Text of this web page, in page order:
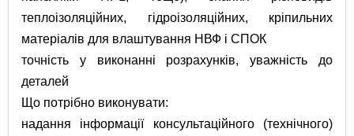
теплоізоляційних, гідроізоляційних, кріпильних
матеріалів для влаштування НВФ і СПОК
точність у виконанні розрахунків, уважність до
деталей
Що потрібно виконувати:
надання інформації консультаційного (технічного)